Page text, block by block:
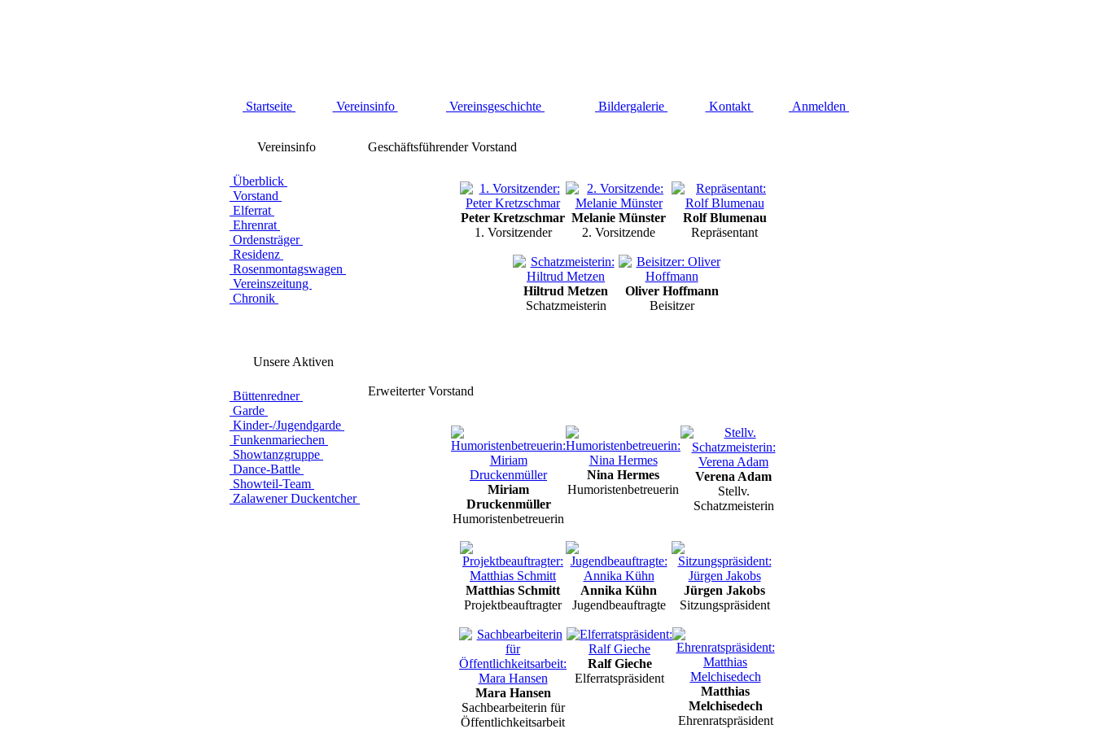
Startseite Vereinsinfo Vereinsgeschichte Bildergalerie Kontakt Anmelden
Vereinsinfo
Überblick
Vorstand
Elferrat
Ehrenrat
Ordensträger
Residenz
Rosenmontagswagen
Vereinszeitung
Chronik
Unsere Aktiven
Büttenredner
Garde
Kinder-/Jugendgarde
Funkenmariechen
Showtanzgruppe
Dance-Battle
Showteil-Team
Zalawener Duckentcher
Geschäftsführender Vorstand
Peter Kretzschmar
1. Vorsitzender
Melanie Münster
2. Vorsitzende
Rolf Blumenau
Repräsentant
Hiltrud Metzen
Schatzmeisterin
Oliver Hoffmann
Beisitzer
Erweiterter Vorstand
Miriam
Druckenmüller
Humoristenbetreuerin
Nina Hermes
Humoristenbetreuerin
Verena Adam
Stellv.
Schatzmeisterin
Matthias Schmitt
Projektbeauftragter
Annika Kühn
Jugendbeauftragte
Jürgen Jakobs
Sitzungspräsident
Mara Hansen
Sachbearbeiterin für
Öffentlichkeitsarbeit
Ralf Gieche
Elferratspräsident
Matthias
Melchisedech
Ehrenratspräsident